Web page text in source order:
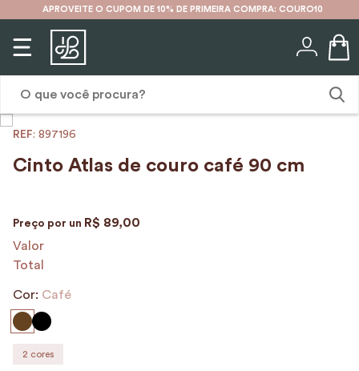
APROVEITE O CUPOM DE 10% DE PRIMEIRA COMPRA: COURO10
: 897196
Cinto Atlas de couro café 90 cm
Preço por un R$ 89,00
Valor
Total
Cor: Café
2 cores
karina
5º
6 º
carteira
7
8º